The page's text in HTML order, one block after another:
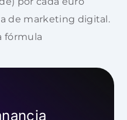
de marketing digital.
fórmula